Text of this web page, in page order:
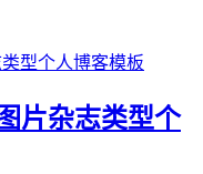
片杂志类型个